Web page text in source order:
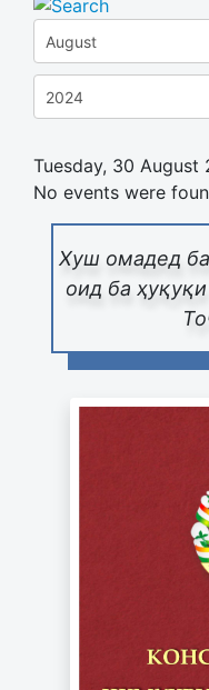
Хуш омадед
оид ба
Tuesday, 30 August
No events were